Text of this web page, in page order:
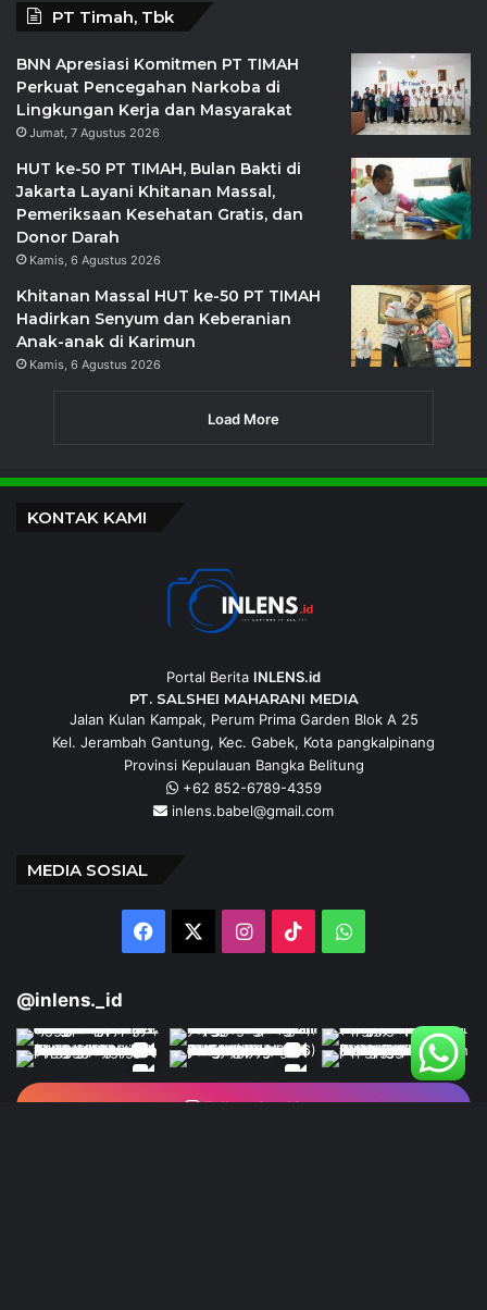
PT Timah, Tbk
BNN Apresiasi Komitmen PT TIMAH
Perkuat Pencegahan Narkoba di
Lingkungan Kerja dan Masyarakat
Jumat, 7 Agustus 2026
HUT ke-50 PT TIMAH, Bulan Bakti di
Jakarta Layani Khitanan Massal,
Pemeriksaan Kesehatan Gratis, dan
Donor Darah
Kamis, 6 Agustus 2026
Khitanan Massal HUT ke-50 PT TIMAH
Hadirkan Senyum dan Keberanian
Anak-anak di Karimun
Kamis, 6 Agustus 2026
Load More
KONTAK KAMI
Portal Berita INLENS.id
PT. SALSHEI MAHARANI MEDIA
Jalan Kulan Kampak, Perum Prima Garden Blok A 25
Kel. Jerambah Gantung, Kec. Gabek, Kota pangkalpinang
Provinsi Kepulauan Bangka Belitung
+62 852-6789-4359
inlens.babel@gmail.com
MEDIA SOSIAL
Facebook Instagram
TikTokWhatsApp
@inlens._id
Follow Our IG